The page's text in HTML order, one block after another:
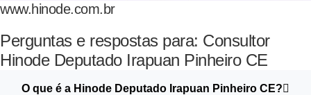
www.hinode.com.br
Perguntas e respostas para: Consultor
Hinode Deputado Irapuan Pinheiro CE
O que é a Hinode Deputado Irapuan Pinheiro CE?